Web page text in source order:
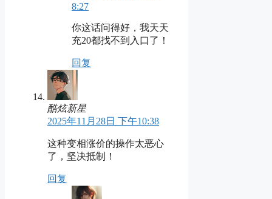
8:27
你这话问得好，我天天
充20都找不到入口了！
回复
酷炫新星
2025年11月28日 下午10:38
这种变相涨价的操作太恶心
了，坚决抵制！
回复